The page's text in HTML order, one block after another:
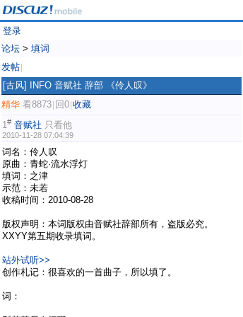
登录
论坛 > 填词
发帖
[古风]
INFO 音赋社 辞部 《伶人叹》
精华 看8873 回0 收藏
1# 音赋社 只看他
2010-11-28 07:04:39
词名：伶人叹
原曲：青蛇·流水浮灯
填词：之津
示范：未若
收稿时间：2010-08-28
版权声明：本词版权由音赋社辞部所有，盗版必究。
XXYY第五期收录填词。
站外试听>>
创作札记：很喜欢的一首曲子，所以填了。
词：